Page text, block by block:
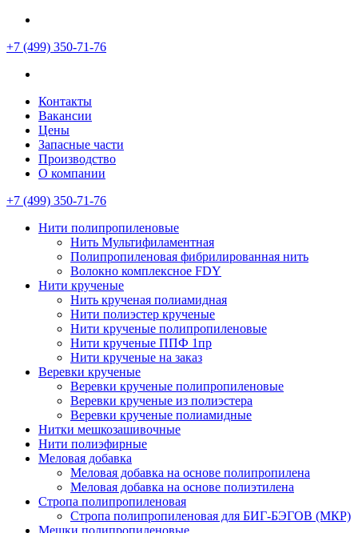
+7 (499) 350-71-76
Контакты
Вакансии
Цены
Запасные части
Производство
О компании
+7 (499) 350-71-76
Нити полипропиленовые
Нить Мультифиламентная
Полипропиленовая фибрилированная нить
Волокно комплексное FDY
Нити крученые
Нить крученая полиамидная
Нити полиэстер крученые
Нити крученые полипропиленовые
Нити крученые ППФ 1пр
Нити крученые на заказ
Веревки крученые
Веревки крученые полипропиленовые
Веревки крученые из полиэстера
Веревки крученые полиамидные
Нитки мешкозашивочные
Нити полиэфирные
Меловая добавка
Меловая добавка на основе полипропилена
Меловая добавка на основе полиэтилена
Стропа полипропиленовая
Стропа полипропиленовая для БИГ-БЭГОВ (МКР)
Мешки полипропиленовые